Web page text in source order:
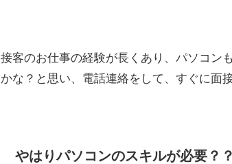
接客のお仕事の経験が長くあり、パソコン
かな？と思い、電話連絡をして、すぐに面
やはりパソコンのスキルが必要？？